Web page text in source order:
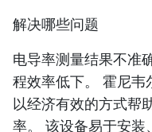
解决哪些问题
电导率测量结果不准
程效率低下。 霍尼韦
以经济有效的方式帮
率。 该设备易于安装